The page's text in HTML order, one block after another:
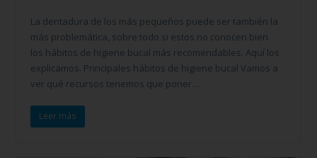
La dentadura de los más pequeños puede ser también la
más problemática, sobre todo si estos no conocen bien
los hábitos de higiene bucal más recomendables. Aquí los
explicamos. Principales hábitos de higiene bucal Vamos a
ver qué recursos tenemos que poner…
Leer más